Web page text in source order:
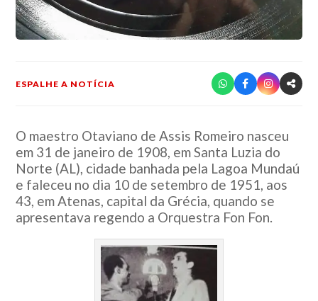
ESPALHE A NOTÍCIA
O maestro Otaviano de Assis Romeiro nasceu
em 31 de janeiro de 1908, em Santa Luzia do
Norte (AL), cidade banhada pela Lagoa Mundaú
e faleceu no dia 10 de setembro de 1951, aos
43, em Atenas, capital da Grécia, quando se
apresentava regendo a Orquestra Fon Fon.